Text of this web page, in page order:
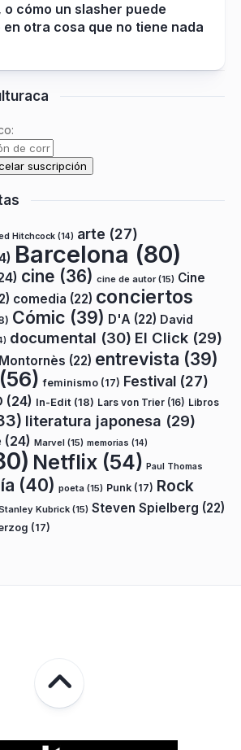
cómo un slasher puede
otra cosa que no tiene nada
Hitchcock (14) arte (27)
Barcelona (80)
cine (36) cine de autor(15) Cine
comedia (22) conciertos
Cómic (39) D'A (22) David
documental (30) El Click (29)
(22) entrevista (39)
(56) feminismo (17) Festival (27)
(24) In-Edit (18) Lars von Trier (16) Libros
literatura japonesa (29)
(24) Marvel (15) memorias (14)
Netflix (54) Paul Thomas
(40) poeta (15) Punk (17) Rock
Kubrick (15) Steven Spielberg (22)
(17)